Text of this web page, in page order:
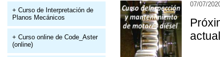
+ Curso de Interpretación de
Planos Mecánicos
+ Curso online de Code_Aster
(online)
07/07/